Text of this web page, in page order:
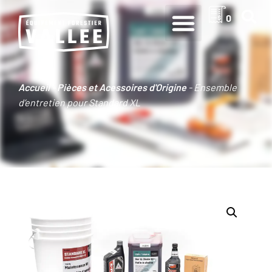
0
Accueil- Pièces et Acessoires d'Origine - Ensemble
d’entretien pour Standard XL